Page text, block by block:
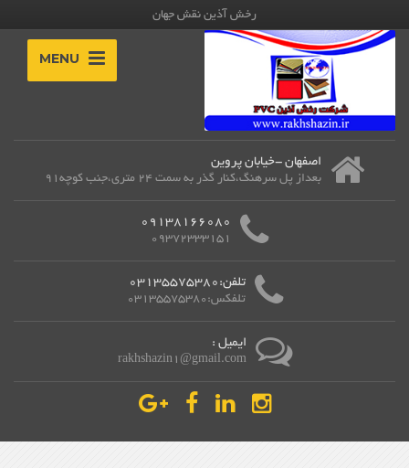
رخش آذین نقش جهان
MENU
اصفهان -خیابان پروین
بعداز پل سرهنگ،کنار گذر به سمت 24 متری،جنب کوچه91
09138166080
09372333151
تلفن:03135575380
تلفکس:03135575380
ایمیل :
rakhshazin1@gmail.com